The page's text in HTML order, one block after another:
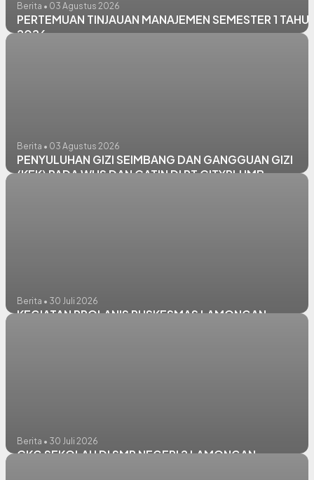
Berita • 03 Agustus 2026
PERTEMUAN TINJAUAN MANAJEMEN SEMESTER 1
2026
Berita • 03 Agustus 2026
PENYULUHAN GIZI SEIMBANG DAN GANGGUAN GIZI
(KEK) PADA WUS DAN CATIN DI PT CITYPLUMB
Berita • 30 Juli 2026
KEGIATAN PROLANIS PUSKESMAS LAMONGAN
Berita • 30 Juli 2026
CKG SEKOLAH DI SMP NEGERI 2 LAMONGAN